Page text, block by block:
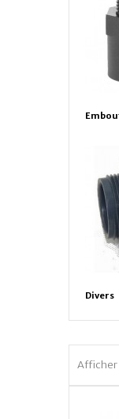
Divers
Afficher